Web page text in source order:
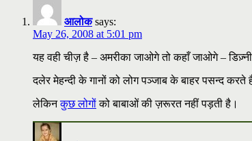
आलोक says:
May 26, 2008 at 5:01 pm
यह वही चीज़ है – अमरीका जाओगे तो कहाँ जाओगे –
दलेर मेहन्दी के गानों को लोग पञ्जाब के बाहर पसन्द
लेकिनकुछ लोगोंको बाबाओं की ज़रूरत नहीं पड़ती है।